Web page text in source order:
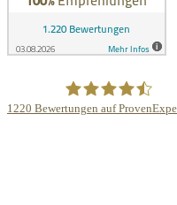
1220 Bewertungen auf